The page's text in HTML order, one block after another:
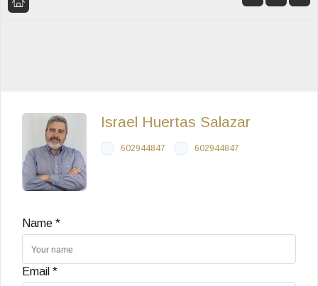
Israel Huertas Salazar
602944847 602944847
Name *
Email *